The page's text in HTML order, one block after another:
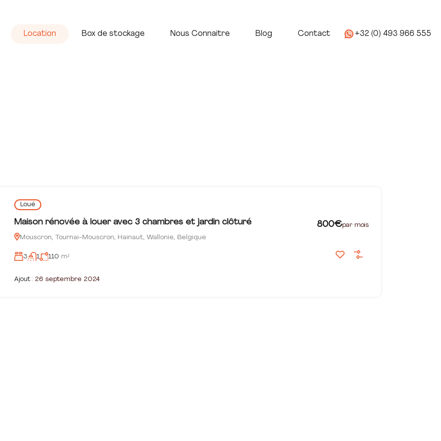
Accueil Vente Location Box de stockage Nous Connaitre Blog Contact
Location Box de stockage Nous Connaitre Blog Contact +32 (0) 493 966 555
Loué
Maison rénovée à louer avec 3 chambres et jardin clôturé
Mouscron, Tournai-Mouscron, Hainaut, Wallonie, Belgique
800€par mois
3 1 110 m²
Ajout : 26 septembre 2024